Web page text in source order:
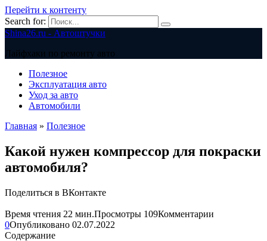
Перейти к контенту
Search for:
Shina26.ru - Автоштучки
Лайфхаки по ремонту авто
Полезное
Эксплуатация авто
Уход за авто
Автомобили
Главная » Полезное
Какой нужен компрессор для покраски
автомобиля?
Поделиться в ВКонтакте
Время чтения 22 мин.Просмотры 109Комментарии
0Опубликовано 02.07.2022
Содержание